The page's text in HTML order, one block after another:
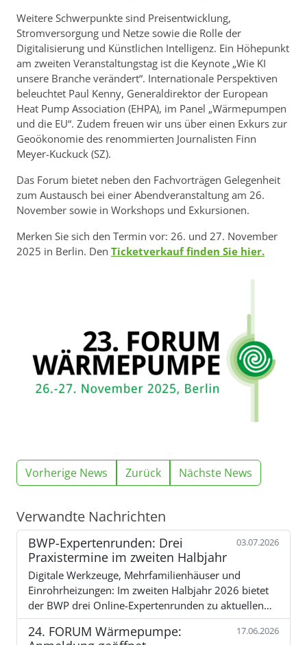
Weitere Schwerpunkte sind Preisentwicklung,
Stromversorgung und Netze sowie die Rolle der
Digitalisierung und Künstlichen Intelligenz. Ein Höhepunkt
am zweiten Veranstaltungstag ist die Keynote „Wie KI
unsere Branche verändert“. Internationale Perspektiven
beleuchtet Paul Kenny, Generaldirektor der European
Heat Pump Association (EHPA), im Panel „Wärmepumpen
und die EU“. Zudem freuen wir uns über einen Exkurs zur
Geoökonomie des renommierten Journalisten Finn
Meyer-Kuckuck (SZ).
Das Forum bietet neben den Fachvorträgen Gelegenheit
zum Austausch bei einer Abendveranstaltung am 26.
November sowie in Workshops und Exkursionen.
Merken Sie sich den Termin vor: 26. und 27. November
2025 in Berlin. Den Ticketverkauf finden Sie hier.
Vorherige News Zurück Nächste News
Verwandte Nachrichten
BWP-Expertenrunden: Drei
Praxistermine im zweiten Halbjahr
03.07.2026
Digitale Werkzeuge, Mehrfamilienhäuser und
Einrohrheizungen: Im zweiten Halbjahr 2026 bietet
der BWP drei Online-Expertenrunden zu aktuellen…
24. FORUM Wärmepumpe:
17.06.2026